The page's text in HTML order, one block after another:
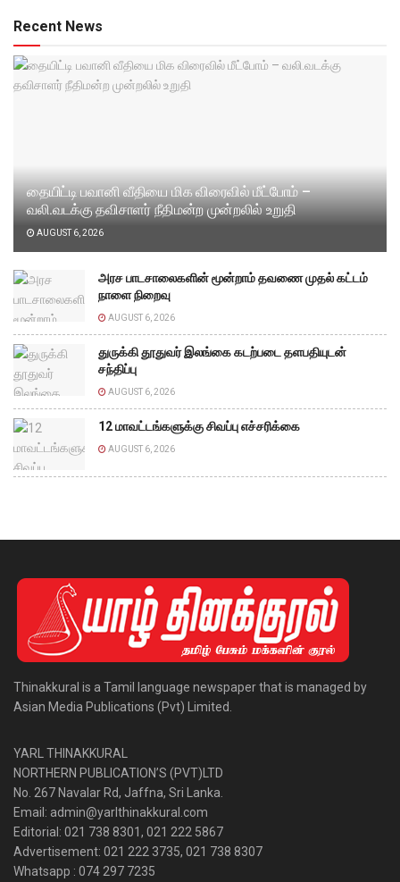
Recent News
தையிட்டி பவானி வீதியை மிக விரைவில் மீட்போம் –
வலி.வடக்கு தவிசாளர் நீதிமன்ற முன்றலில் உறுதி
AUGUST 6, 2026
அரச பாடசாலைகளின் மூன்றாம் தவணை முதல் கட்டம்
நாளை நிறைவு
AUGUST 6, 2026
துருக்கி தூதுவர் இலங்கை கடற்படை தளபதியுடன்
சந்திப்பு
AUGUST 6, 2026
12 மாவட்டங்களுக்கு சிவப்பு எச்சரிக்கை
AUGUST 6, 2026
Thinakkural is a Tamil language newspaper that is managed by
Asian Media Publications (Pvt) Limited.
YARL THINAKKURAL
NORTHERN PUBLICATION’S (PVT)LTD
No. 267 Navalar Rd, Jaffna, Sri Lanka.
Email: admin@yarlthinakkural.com
Editorial: 021 738 8301, 021 222 5867
Advertisement: 021 222 3735, 021 738 8307
Whatsapp : 074 297 7235